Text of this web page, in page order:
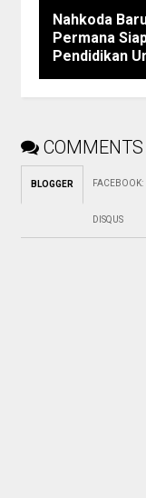
Nahkoda
Permana
Pendidikan
COMMENTS
BLOGGER FACEBOOK:
DISQUS